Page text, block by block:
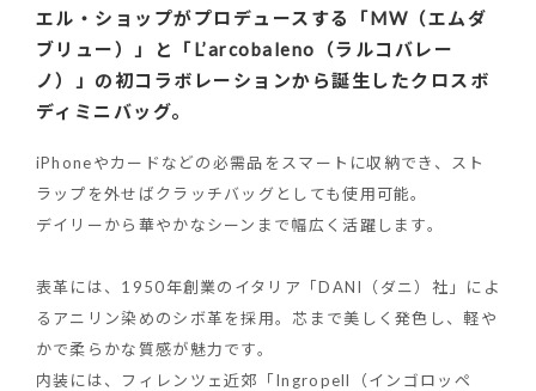
エル・ショップがプロデュースする「MW（エムダ
ブリュー）」と「L’arcobaleno（ラルコバレー
ノ）」の初コラボレーションから誕生したクロスボ
ディミニバッグ。
iPhoneやカードなどの必需品をスマートに収納でき、スト
ラップを外せばクラッチバッグとしても使用可能。
デイリーから華やかなシーンまで幅広く活躍します。
表革には、1950年創業のイタリア「DANI（ダニ）社」によ
るアニリン染めのシボ革を採用。芯まで美しく発色し、軽や
かで柔らかな質感が魅力です。
内装には、フィレンツェ近郊「Ingropell（インゴロッペ